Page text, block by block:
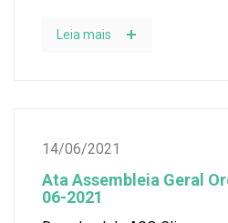
Leia mais
14/06/2021
Ata Assembleia Geral
06-2021